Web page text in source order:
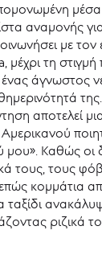
αναμονής
με τον
τη στιγμή
άγνωστος
αποτελεί
μου». Καθώς οι
τους, τους
κομμάτια
ταξίδι
ριζικά